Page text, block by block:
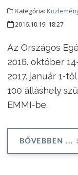
Kategória:
2016.10.19. 18:27
Az Országos
2016. október
2017. január 1-
100 álláshely
EMMI-be.
BŐVEBBEN ...